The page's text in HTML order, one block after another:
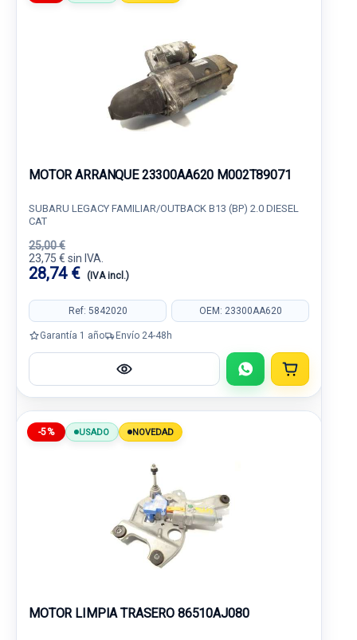
MOTOR ARRANQUE 23300AA620 M002T89071
SUBARU LEGACY FAMILIAR/OUTBACK B13 (BP) 2.0 DIESEL
CAT
25,00 €
23,75 € sin IVA.
28,74 € (IVA incl.)
Ref: 5842020 OEM: 23300AA620
Garantía 1 año Envío 24-48h
-5% USADO NOVEDAD
MOTOR LIMPIA TRASERO 86510AJ080